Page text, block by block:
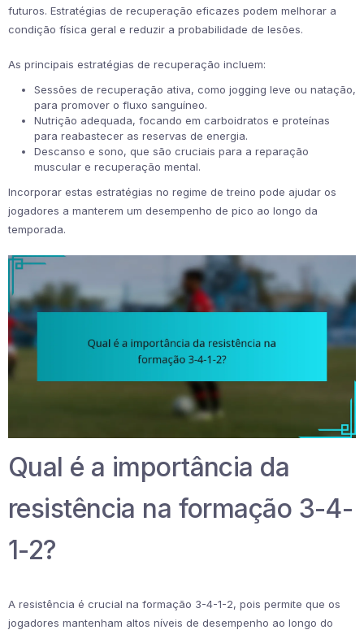
futuros. Estratégias de recuperação eficazes podem melhorar a
condição física geral e reduzir a probabilidade de lesões.
As principais estratégias de recuperação incluem:
Sessões de recuperação ativa, como jogging leve ou natação,
para promover o fluxo sanguíneo.
Nutrição adequada, focando em carboidratos e proteínas
para reabastecer as reservas de energia.
Descanso e sono, que são cruciais para a reparação
muscular e recuperação mental.
Incorporar estas estratégias no regime de treino pode ajudar os
jogadores a manterem um desempenho de pico ao longo da
temporada.
Qual é a importância da
resistência na formação 3-4-
1-2?
A resistência é crucial na formação 3-4-1-2, pois permite que os
jogadores mantenham altos níveis de desempenho ao longo do